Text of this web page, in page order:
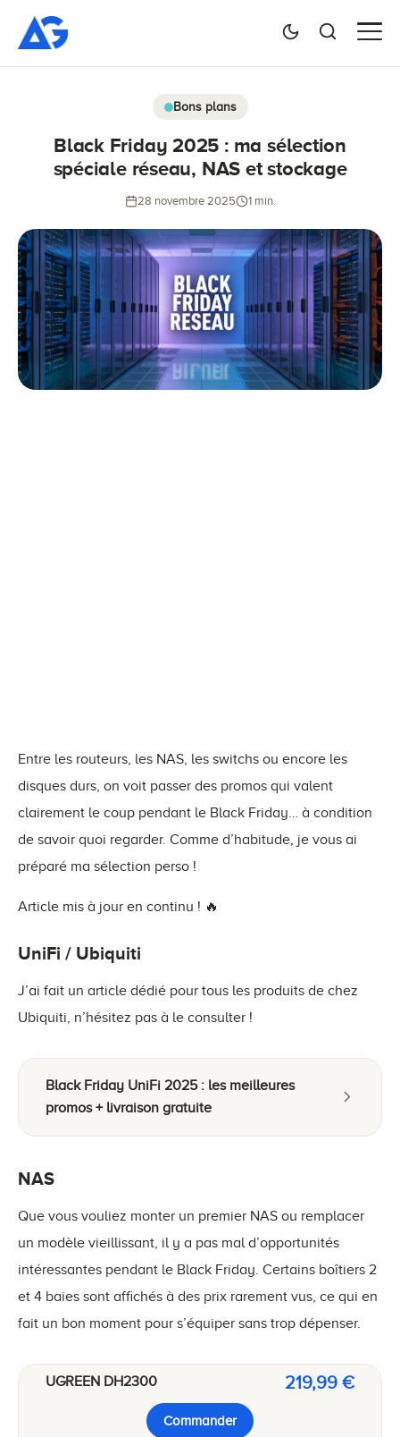
Bons plans
Black Friday 2025 : ma sélection
spéciale réseau, NAS et stockage
28 novembre 2025 1 min.
Entre les routeurs, les NAS, les switchs ou encore les
disques durs, on voit passer des promos qui valent
clairement le coup pendant le Black Friday… à condition
de savoir quoi regarder. Comme d’habitude, je vous ai
préparé ma sélection perso !
Article mis à jour en continu ! 🔥
UniFi / Ubiquiti
J’ai fait un article dédié pour tous les produits de chez
Ubiquiti, n’hésitez pas à le consulter !
Black Friday UniFi 2025 : les meilleures
promos + livraison gratuite
NAS
Que vous vouliez monter un premier NAS ou remplacer
un modèle vieillissant, il y a pas mal d’opportunités
intéressantes pendant le Black Friday. Certains boîtiers 2
et 4 baies sont affichés à des prix rarement vus, ce qui en
fait un bon moment pour s’équiper sans trop dépenser.
UGREEN DH2300 219,99 €
Commander